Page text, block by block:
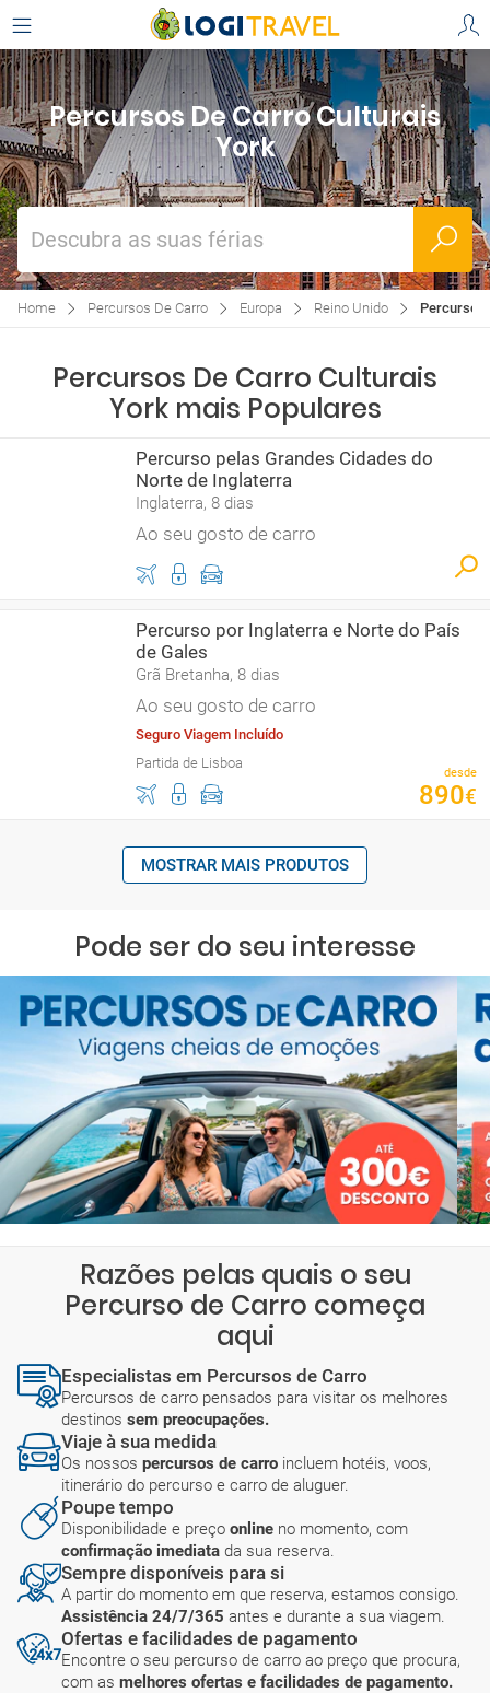
Percursos De Carro Culturais
York
Descubra as suas férias
Home Percursos De Carro Europa Reino Unido Percursos
Percursos De Carro Culturais
York mais Populares
Percurso pelas Grandes Cidades do
Norte de Inglaterra
Inglaterra, 8 dias
Ao seu gosto de carro
Percurso por Inglaterra e Norte do País
de Gales
Grã Bretanha, 8 dias
Ao seu gosto de carro
Seguro Viagem Incluído
Partida de Lisboa
desde
890€
MOSTRAR MAIS PRODUTOS
Pode ser do seu interesse
Razões pelas quais o seu
Percurso de Carro começa
aqui
Especialistas em Percursos de Carro
Percursos de carro pensados para visitar os melhores
destinos sem preocupações.
Viaje à sua medida
Os nossos percursos de carro incluem hotéis, voos,
itinerário do percurso e carro de aluguer.
Poupe tempo
Disponibilidade e preço online no momento, com
confirmação imediata da sua reserva.
Sempre disponíveis para si
A partir do momento em que reserva, estamos consigo.
Assistência 24/7/365 antes e durante a sua viagem.
Ofertas e facilidades de pagamento
Encontre o seu percurso de carro ao preço que procura,
com as melhores ofertas e facilidades de pagamento.